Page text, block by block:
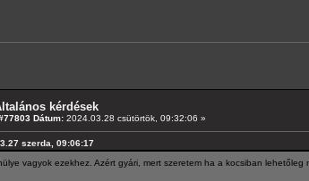
kérdések
Dátum: 2024.03.28 csütörtök, 09:32:06 »
szerda, 09:06:17
vagyok ezekhez. Azért gyári, mert szeretem ha a kocsiban